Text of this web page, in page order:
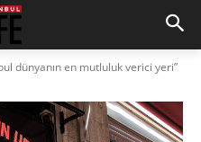
dünyanın en mutluluk verici yeri”